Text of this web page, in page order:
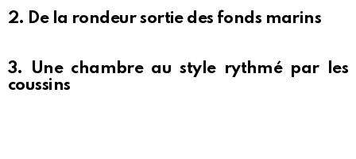
2. De la rondeur sortie des fonds marins
3. Une chambre au style rythmé par les
coussins